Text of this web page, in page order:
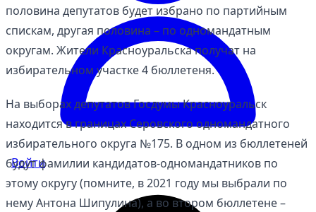
Войти
половина депутатов будет избрано по партийным
спискам, другая половина – по одномандатным
округам. Жители Красноуральска получат на
избирательном участке 4 бюллетеня.
На выборах депутатов Госдумы Красноуральск
находится в границах Серовского одномандатного
избирательного округа №175. В одном из бюллетеней
будут фамилии кандидатов-одномандатников по
этому округу (помните, в 2021 году мы выбрали по
нему Антона Шипулина), а во втором бюллетене –